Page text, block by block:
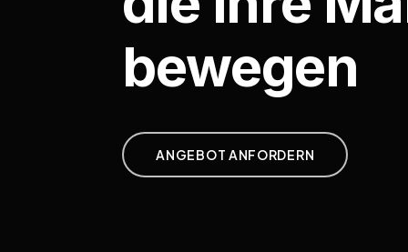
bewegen
ANGEBOT ANFORDERN